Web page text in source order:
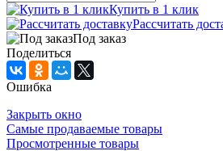
Купить в 1 клик
Рассчитать
Под заказ
Поделиться
Ошибка
Закрыть окно
Самые продаваемые товары
Просмотренные товары